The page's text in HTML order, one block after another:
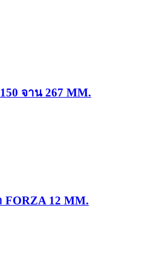
จาน 267 MM.
12 MM.